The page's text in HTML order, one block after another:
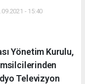
- 15:40
Yönetim Kurulu,
Televizyon